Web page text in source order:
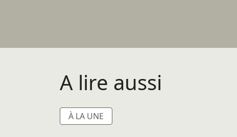
A lire aussi
À LA UNE